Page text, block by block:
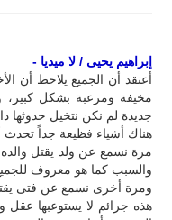
إبراهيم يحيى / لا ميديا -
أعتقد أن الجميع يلاحظ أن
مخيفة ومرعبة بشكل
جديدة لم نكن نتخيل حدوثها
هناك أشياء فظيعة جداً تحدث
مرة نسمع عن ولد يقتل والده
والسبب كما هو معروف
ومرة أخرى نسمع عن فتى
هذه جرائم لا يستوعبها عقل